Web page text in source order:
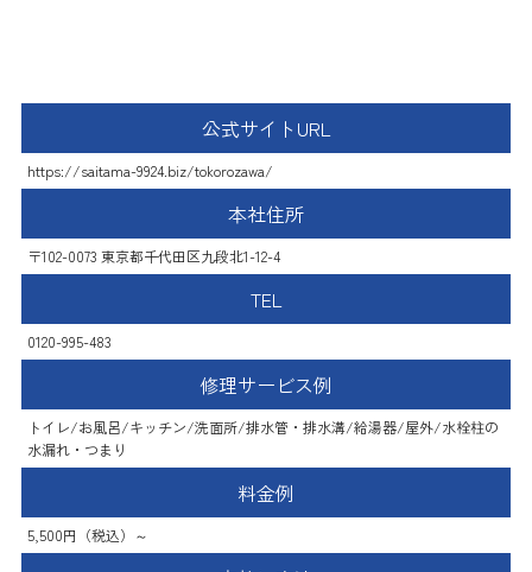
公式サイトURL
https://saitama-9924.biz/tokorozawa/
本社住所
〒102-0073 東京都千代田区九段北1-12-4
TEL
0120-995-483
修理サービス例
トイレ/お風呂/キッチン/洗面所/排水管・排水溝/給湯器/屋外/水栓柱の
水漏れ・つまり
料金例
5,500円（税込）～